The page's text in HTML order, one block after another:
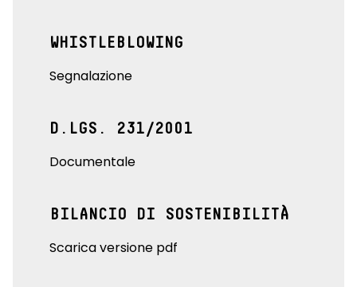
WHISTLEBLOWING
Segnalazione
D.LGS. 231/2001
Documentale
BILANCIO DI SOSTENIBILITÀ
Scarica versione pdf